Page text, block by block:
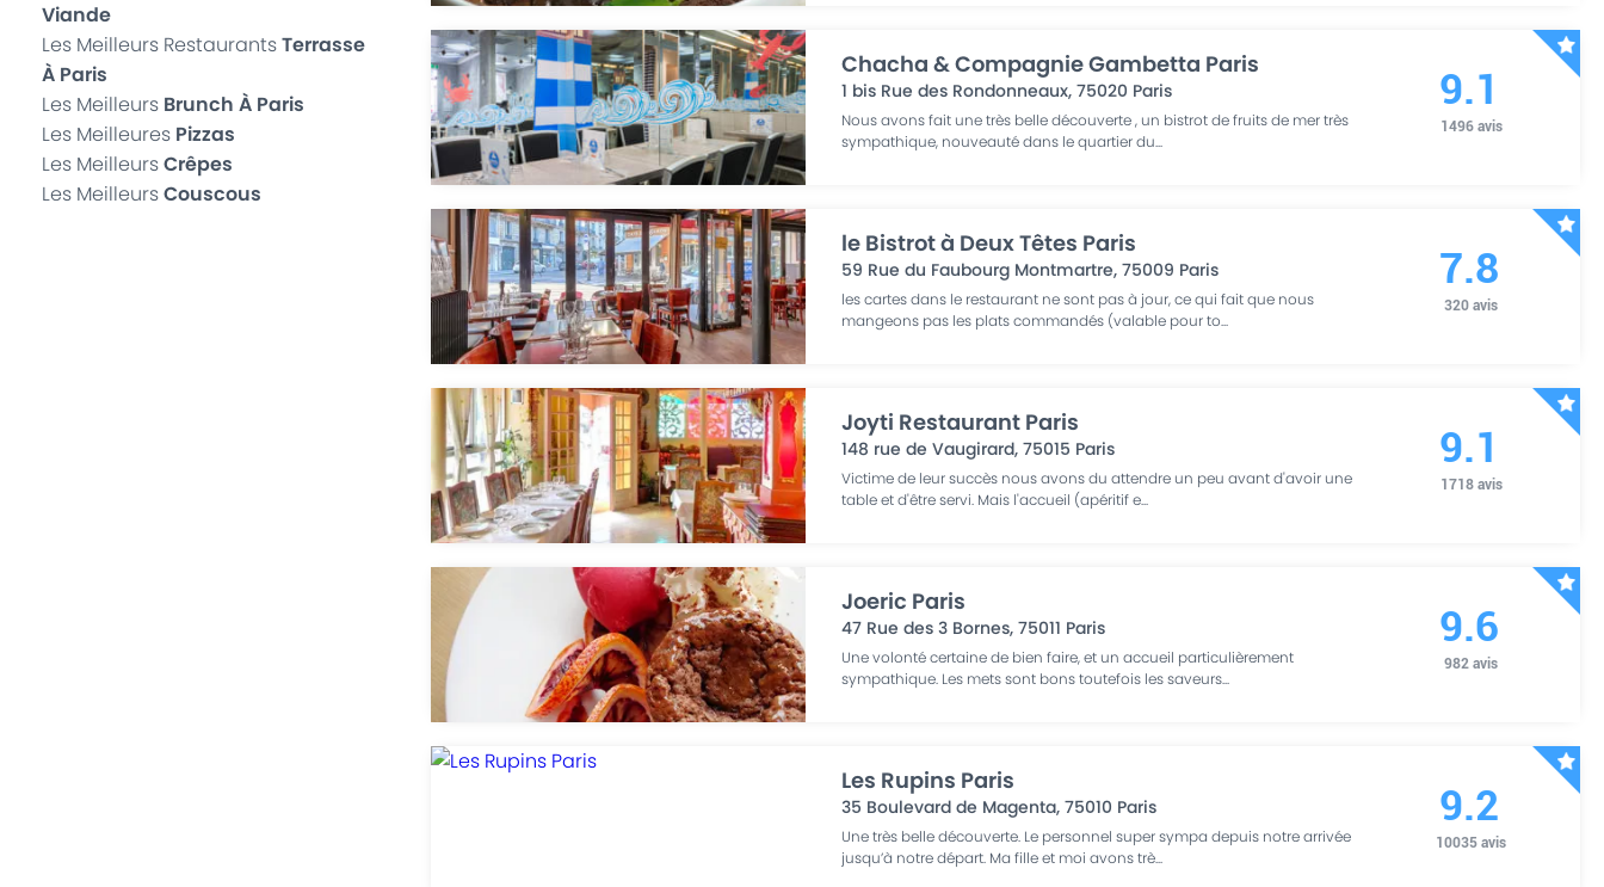
Viande
Les Meilleurs RestaurantsTerrasse
À Paris
Les Meilleurs Brunch À Paris
Les Meilleures Pizzas
Les MeilleursCrêpes
Les MeilleursCouscous
Chacha & Compagnie Gambetta Paris
1 bis Rue des Rondonneaux,75020 Paris
Nous avons fait une très belle découverte , un bistrot de fruits de mer très
sympathique, nouveauté dans le quartier du...
9.1
1496 avis
le Bistrot à Deux Têtes Paris
59 Rue du Faubourg Montmartre,75009 Paris
les cartes dans le restaurant ne sont pas à jour, ce qui fait que nous
mangeons pas les plats commandés (valable pour to...
7.8
320 avis
Joyti Restaurant Paris
148 rue de Vaugirard,75015 Paris
Victime de leur succès nous avons du attendre un peu avant d'avoir une
table et d'être servi. Mais l'accueil (apéritif e...
9.1
1718 avis
Joeric Paris
47 Rue des 3 Bornes,75011 Paris
Une volonté certaine de bien faire, et un accueil particulièrement
sympathique. Les mets sont bons toutefois les saveurs...
9.6
982 avis
Les Rupins Paris
35 Boulevard de Magenta,75010 Paris
Une très belle découverte. Le personnel super sympa depuis notre arrivée
jusqu’à notre départ. Ma fille et moi avons trè...
9.2
10035 avis